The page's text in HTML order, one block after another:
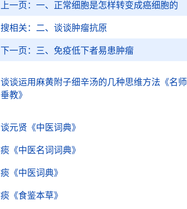
上一页： 一、正常细胞是怎样转变成癌细胞的
搜相关： 二、谈谈肿瘤抗原
下一页： 三、免疫低下者易患肿瘤
谈谈运用麻黄附子细辛汤的几种思维方法 《名师
垂教》
谈元贤 《中医词典》
痰 《中医名词词典》
痰 《中医词典》
痰 《食鉴本草》